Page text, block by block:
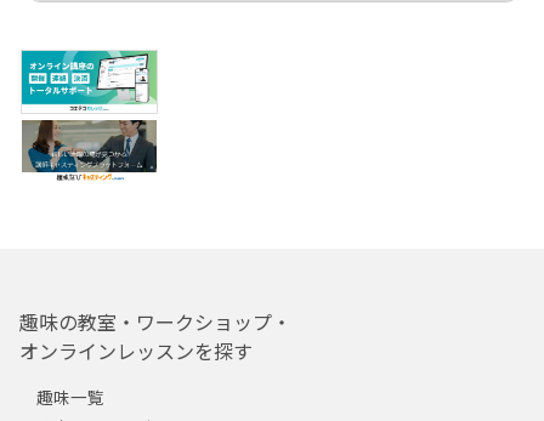
趣味の教室・ワークショップ・
オンラインレッスンを探す
趣味一覧